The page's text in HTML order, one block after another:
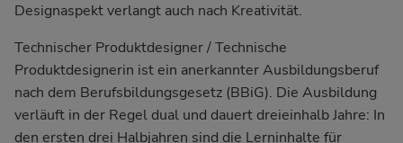
Designaspekt verlangt auch nach Kreativität.
Technischer Produktdesigner / Technische
Produktdesignerin ist ein anerkannter Ausbildungsberuf
nach dem Berufsbildungsgesetz (BBiG). Die Ausbildung
verläuft in der Regel dual und dauert dreieinhalb Jahre: In
den ersten drei Halbjahren sind die Lerninhalte für